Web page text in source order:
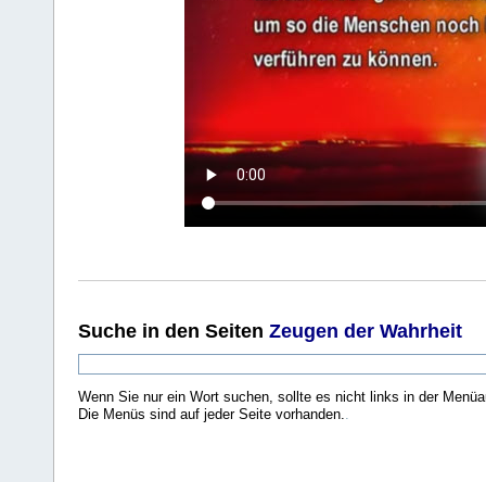
Suche in den Seiten Zeugen der Wahrheit
Wenn Sie nur ein Wort suchen, sollte es nicht links in der
Die Menüs sind auf jeder Seite vorhanden.